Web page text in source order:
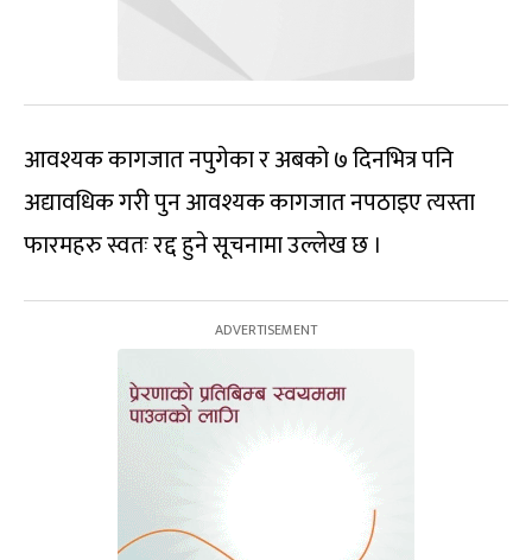
आवश्यक कागजात नपुगेका र अबको ७ दिनभित्र पनि
अद्यावधिक गरी पुन आवश्यक कागजात नपठाइए त्यस्ता
फारमहरु स्वतः रद्द हुने सूचनामा उल्लेख छ ।